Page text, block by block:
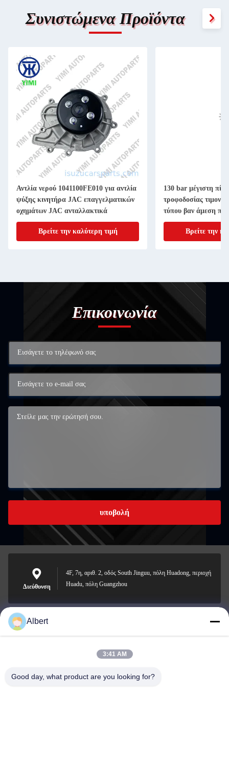
Συνιστώμενα Προϊόντα
Αντλία νερού 1041100FE010 για αντλία
ψύξης κινητήρα JAC επαγγελματικών
οχημάτων JAC ανταλλακτικά
Βρείτε την καλύτερη τιμή
130 bar μέγιστη
τροφοδοσίας
τύπου βαν άμεση
κινητήρες HINO
Βρείτε την
Επικοινωνία
υποβολή
Διεύθυνση
4F, 7η, αριθ. 2, οδός South Jinguu, πόλη Huadong, περιοχή
Huadu, πόλη Guangzhou
james@yimiautoparts.com
Albert
3:41 AM
Good day, what product are you looking for?